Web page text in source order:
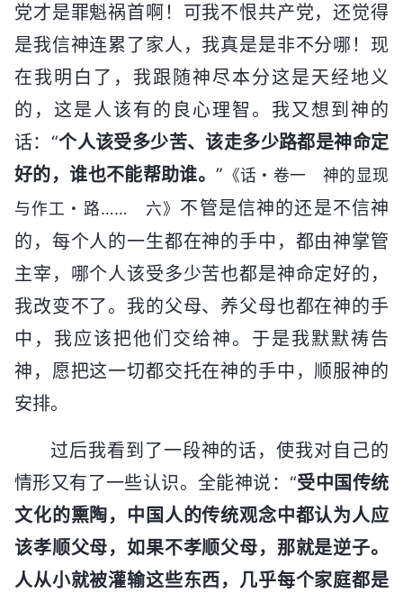
党才是罪魁祸首啊！可我不恨共产党，还觉得
是我信神连累了家人，我真是是非不分哪！现
在我明白了，我跟随神尽本分这是天经地义
的，这是人该有的良心理智。我又想到神的
话：“个人该受多少苦、该走多少路都是神命定
好的，谁也不能帮助谁。” 《话・卷一 神的显现
与作工・路…… 六》 不管是信神的还是不信神
的，每个人的一生都在神的手中，都由神掌管
主宰，哪个人该受多少苦也都是神命定好的，
我改变不了。我的父母、养父母也都在神的手
中，我应该把他们交给神。于是我默默祷告
神，愿把这一切都交托在神的手中，顺服神的
安排。
过后我看到了一段神的话，使我对自己的
情形又有了一些认识。全能神说：“受中国传统
文化的熏陶，中国人的传统观念中都认为人应
该孝顺父母，如果不孝顺父母，那就是逆子。
人从小就被灌输这些东西，几乎每个家庭都是